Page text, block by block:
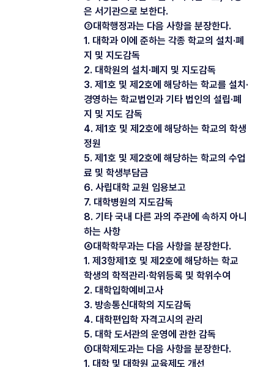
은 서기관으로 보한다.
③대학행정과는 다음 사항을 분장한다.
1. 대학과 이에 준하는 각종 학교의 설치·폐
지 및 지도감독
2. 대학원의 설치·폐지 및 지도감독
3. 제1호 및 제2호에 해당하는 학교를 설치·
경영하는 학교법인과 기타 법인의 설립·폐
지 및 지도 감독
4. 제1호 및 제2호에 해당하는 학교의 학생
정원
5. 제1호 및 제2호에 해당하는 학교의 수업
료 및 학생부담금
6. 사립대학 교원 임용보고
7. 대학병원의 지도감독
8. 기타 국내 다른 과의 주관에 속하지 아니
하는 사항
④대학학무과는 다음 사항을 분장한다.
1. 제3항제1호 및 제2호에 해당하는 학교
학생의 학적관리·학위등록 및 학위수여
2. 대학입학예비고사
3. 방송통신대학의 지도감독
4. 대학편입학 자격고시의 관리
5. 대학 도서관의 운영에 관한 감독
⑤대학제도과는 다음 사항을 분장한다.
1. 대학 및 대학원 교육제도 개선